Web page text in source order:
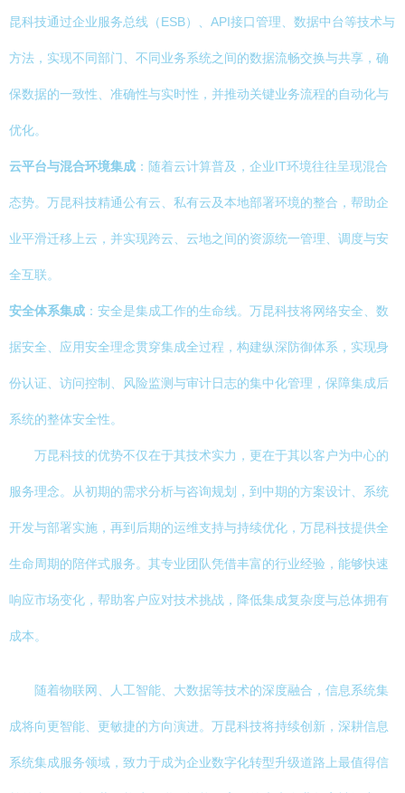
昆科技通过企业服务总线（ESB）、API接口管理、数据中台等技术与
方法，实现不同部门、不同业务系统之间的数据流畅交换与共享，确
保数据的一致性、准确性与实时性，并推动关键业务流程的自动化与
优化。
云平台与混合环境集成 ：随着云计算普及，企业IT环境往往呈现混合
态势。万昆科技精通公有云、私有云及本地部署环境的整合，帮助企
业平滑迁移上云，并实现跨云、云地之间的资源统一管理、调度与安
全互联。
安全体系集成 ：安全是集成工作的生命线。万昆科技将网络安全、数
据安全、应用安全理念贯穿集成全过程，构建纵深防御体系，实现身
份认证、访问控制、风险监测与审计日志的集中化管理，保障集成后
系统的整体安全性。
万昆科技的优势不仅在于其技术实力，更在于其以客户为中心的
服务理念。从初期的需求分析与咨询规划，到中期的方案设计、系统
开发与部署实施，再到后期的运维支持与持续优化，万昆科技提供全
生命周期的陪伴式服务。其专业团队凭借丰富的行业经验，能够快速
响应市场变化，帮助客户应对技术挑战，降低集成复杂度与总体拥有
成本。
随着物联网、人工智能、大数据等技术的深度融合，信息系统集
成将向更智能、更敏捷的方向演进。万昆科技将持续创新，深耕信息
系统集成服务领域，致力于成为企业数字化转型升级道路上最值得信